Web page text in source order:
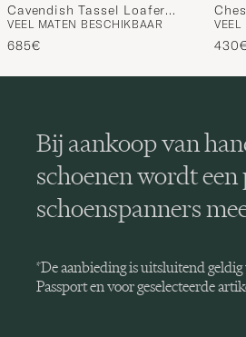
Cavendish Tassel Loafer
Dark Brown Suede
VEEL MATEN BESCHIKBAAR
685€
VEEL
Bij aankoop van
schoenen wordt een
schoenspanners
*De aanbieding is uitsluitend
Passport en voor geselecteerde